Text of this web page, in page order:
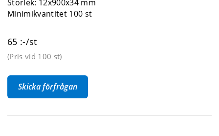
Storlek: 12x900x34 mm
Minimikvantitet 100 st
65 :-/st
(Pris vid 100 st)
Skicka förfrågan